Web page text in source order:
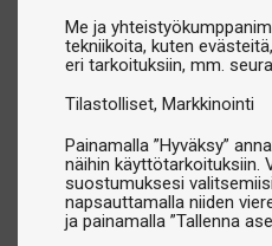
Me ja
tekniikoita, kuten
eri tarkoituksiin, mm.
Tilastolliset Markkinointi
Painamalla ”Hyväksy”
näihin käyttötarkoituksiin.
suostumuksesi
napsauttamalla niiden
ja painamalla ”Tallenna